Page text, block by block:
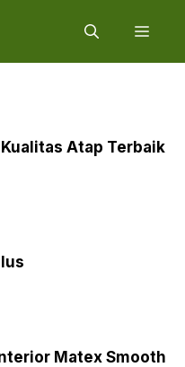
Atap Terbaik
Matex Smooth